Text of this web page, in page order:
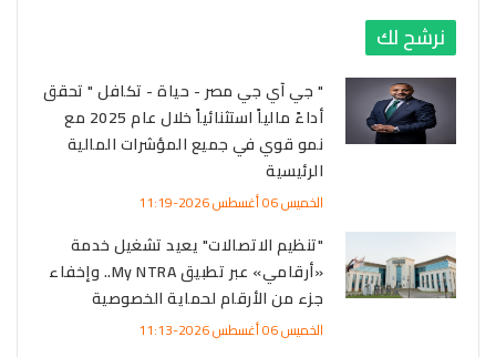
نرشح لك
" جي آي جي مصر - حياة - تكافل " تحقق
أداءً مالياً استثنائياً خلال عام 2025 مع
نمو قوي في جميع المؤشرات المالية
الرئيسية
الخميس 06 أغسطس 2026-11:19
"تنظيم الاتصالات" يعيد تشغيل خدمة
«أرقامي» عبر تطبيق My NTRA.. وإخفاء
جزء من الأرقام لحماية الخصوصية
الخميس 06 أغسطس 2026-11:13